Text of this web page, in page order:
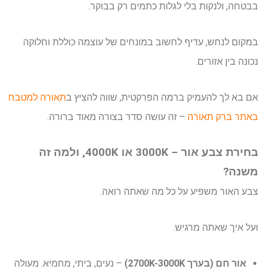
בבטחה, ולנקות בלי לגלות כתמים רק בבוקר.
במקום לנחש, עדיף לחשוב במונחים של עוצמה כוללת וחלוקה
נכונה בין אזורים.
אם בא לך להעמיק ברמה הפרקטית, שווה להציץ בתאורה למטבח
באתר ברק תאורה – זה עושה סדר בצורה מאוד ברורה.
בחירת צבע אור – 3000K או 4000K, ולמה זה
משנה?
צבע האור משפיע על כל מה שאתה רואה.
ועל איך שאתה מרגיש.
אור חם (בערך 2700K-3000K)
– נעים, ביתי, מחמיא. מעולה